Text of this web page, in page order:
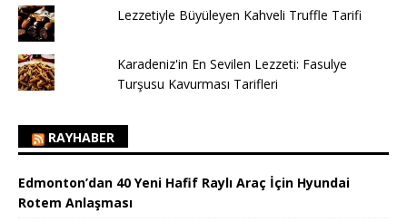
Lezzetiyle Büyüleyen Kahveli Truffle Tarifi
Karadeniz'in En Sevilen Lezzeti: Fasulye
Turşusu Kavurması Tarifleri
RAYHABER
Edmonton’dan 40 Yeni Hafif Raylı Araç İçin Hyundai
Rotem Anlaşması